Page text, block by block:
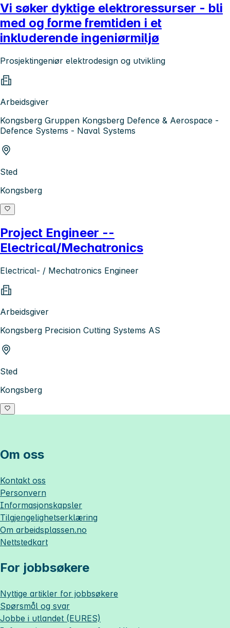
Vi søker dyktige elektroressurser - bli
med og forme fremtiden i et
inkluderende ingeniørmiljø
Prosjektingeniør elektrodesign og utvikling
Arbeidsgiver
Kongsberg Gruppen Kongsberg Defence & Aerospace -
Defence Systems - Naval Systems
Sted
Kongsberg
Project Engineer --
Electrical/Mechatronics
Electrical- / Mechatronics Engineer
Arbeidsgiver
Kongsberg Precision Cutting Systems AS
Sted
Kongsberg
Om oss
Kontakt oss
Personvern
Informasjonskapsler
Tilgjengelighetserklæring
Om arbeidsplassen.no
Nettstedkart
For jobbsøkere
Nyttige artikler for jobbsøkere
Spørsmål og svar
Jobbe i utlandet (EURES)